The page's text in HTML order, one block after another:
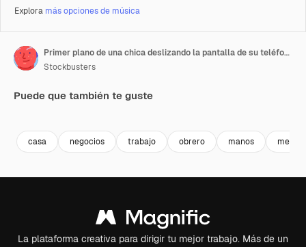
Explora más opciones de música
Primer plano de una chica deslizando la pantalla de su teléfono móvil. Chica haciendo un pedido de compras en casa.
Stockbusters
Puede que también te guste
casa negocios trabajo obrero manos
La plataforma creativa para dirigir tu mejor trabajo. Más de un